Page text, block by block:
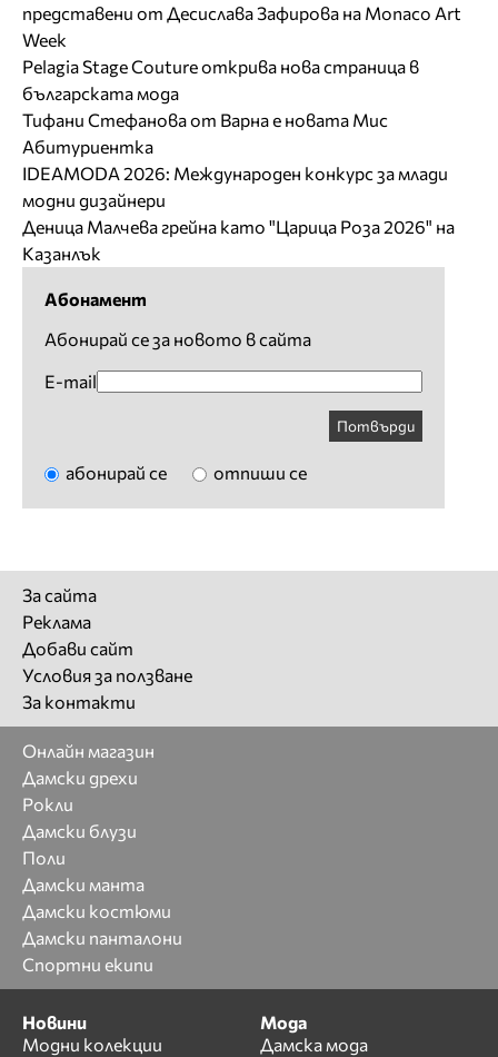
представени от Десислава Зафирова на Monaco Art
Week
Pelagia Stage Couture открива нова страница в
българската мода
Тифани Стефанова от Варна е новата Мис
Абитуриентка
IDEAMODA 2026: Международен конкурс за млади
модни дизайнери
Деница Малчева грейна като "Царица Роза 2026" на
Казанлък
Абонамент
Абонирай се за новото в сайта
E-mail
Потвърди
абонирай се отпиши се
За сайта
Реклама
Добави сайт
Условия за ползване
За контакти
Онлайн магазин
Дамски дрехи
Рокли
Дамски блузи
Поли
Дамски манта
Дамски костюми
Дамски панталони
Спортни екипи
Новини
Модни колекции
Мода
Дамска мода